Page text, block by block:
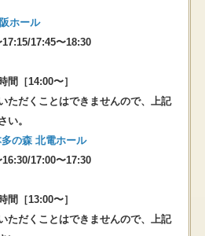
ホール
17:45〜18:30
［14:00〜］
ただくことはできませんので、上記
い。
の森 北電ホール
17:00〜17:30
［13:00〜］
ただくことはできませんので、上記